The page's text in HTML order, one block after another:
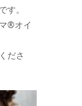
す。
®オイ
ださ